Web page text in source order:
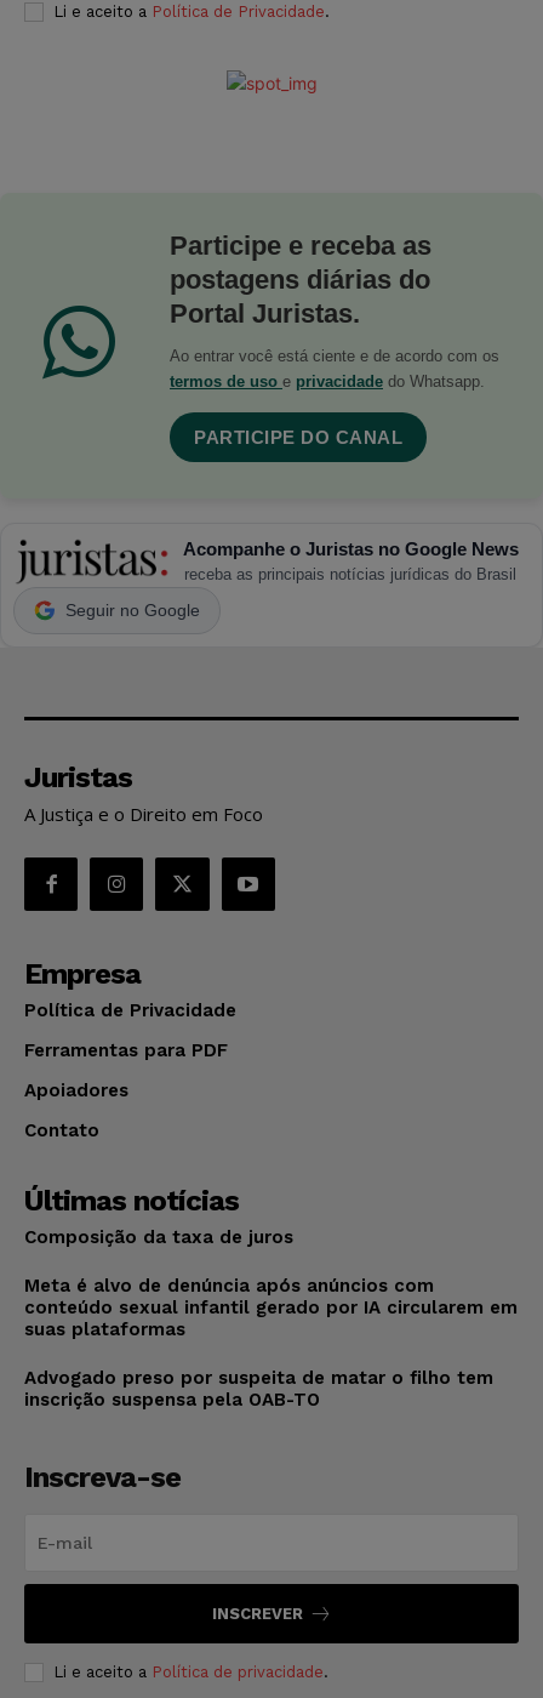
Li e aceito a Política de Privacidade.
Participe e receba as
postagens diárias do
Portal Juristas.
Ao entrar você está ciente e de acordo com os
termos de uso e privacidade do Whatsapp.
PARTICIPE DO CANAL
Acompanhe o Juristas no Google News
receba as principais notícias jurídicas do Brasil
Seguir no Google
Juristas
A Justiça e o Direito em Foco
Empresa
Política de Privacidade
Ferramentas para PDF
Apoiadores
Contato
Últimas notícias
Composição da taxa de juros
Meta é alvo de denúncia após anúncios com
conteúdo sexual infantil gerado por IA circularem em
suas plataformas
Advogado preso por suspeita de matar o filho tem
inscrição suspensa pela OAB-TO
Inscreva-se
INSCREVER
Li e aceito a Política de privacidade.